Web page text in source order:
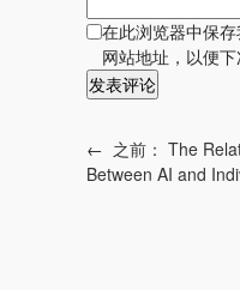
在此浏览器中保
网站地址，以便下
← 之前： The
Between AI and